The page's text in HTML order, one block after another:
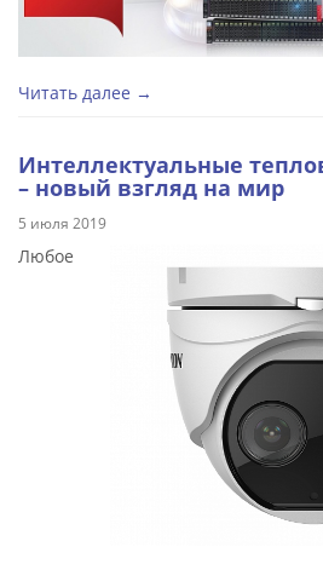
Читать далее →
Интеллектуальные
– новый взгляд на мир
5 июля 2019
Любое